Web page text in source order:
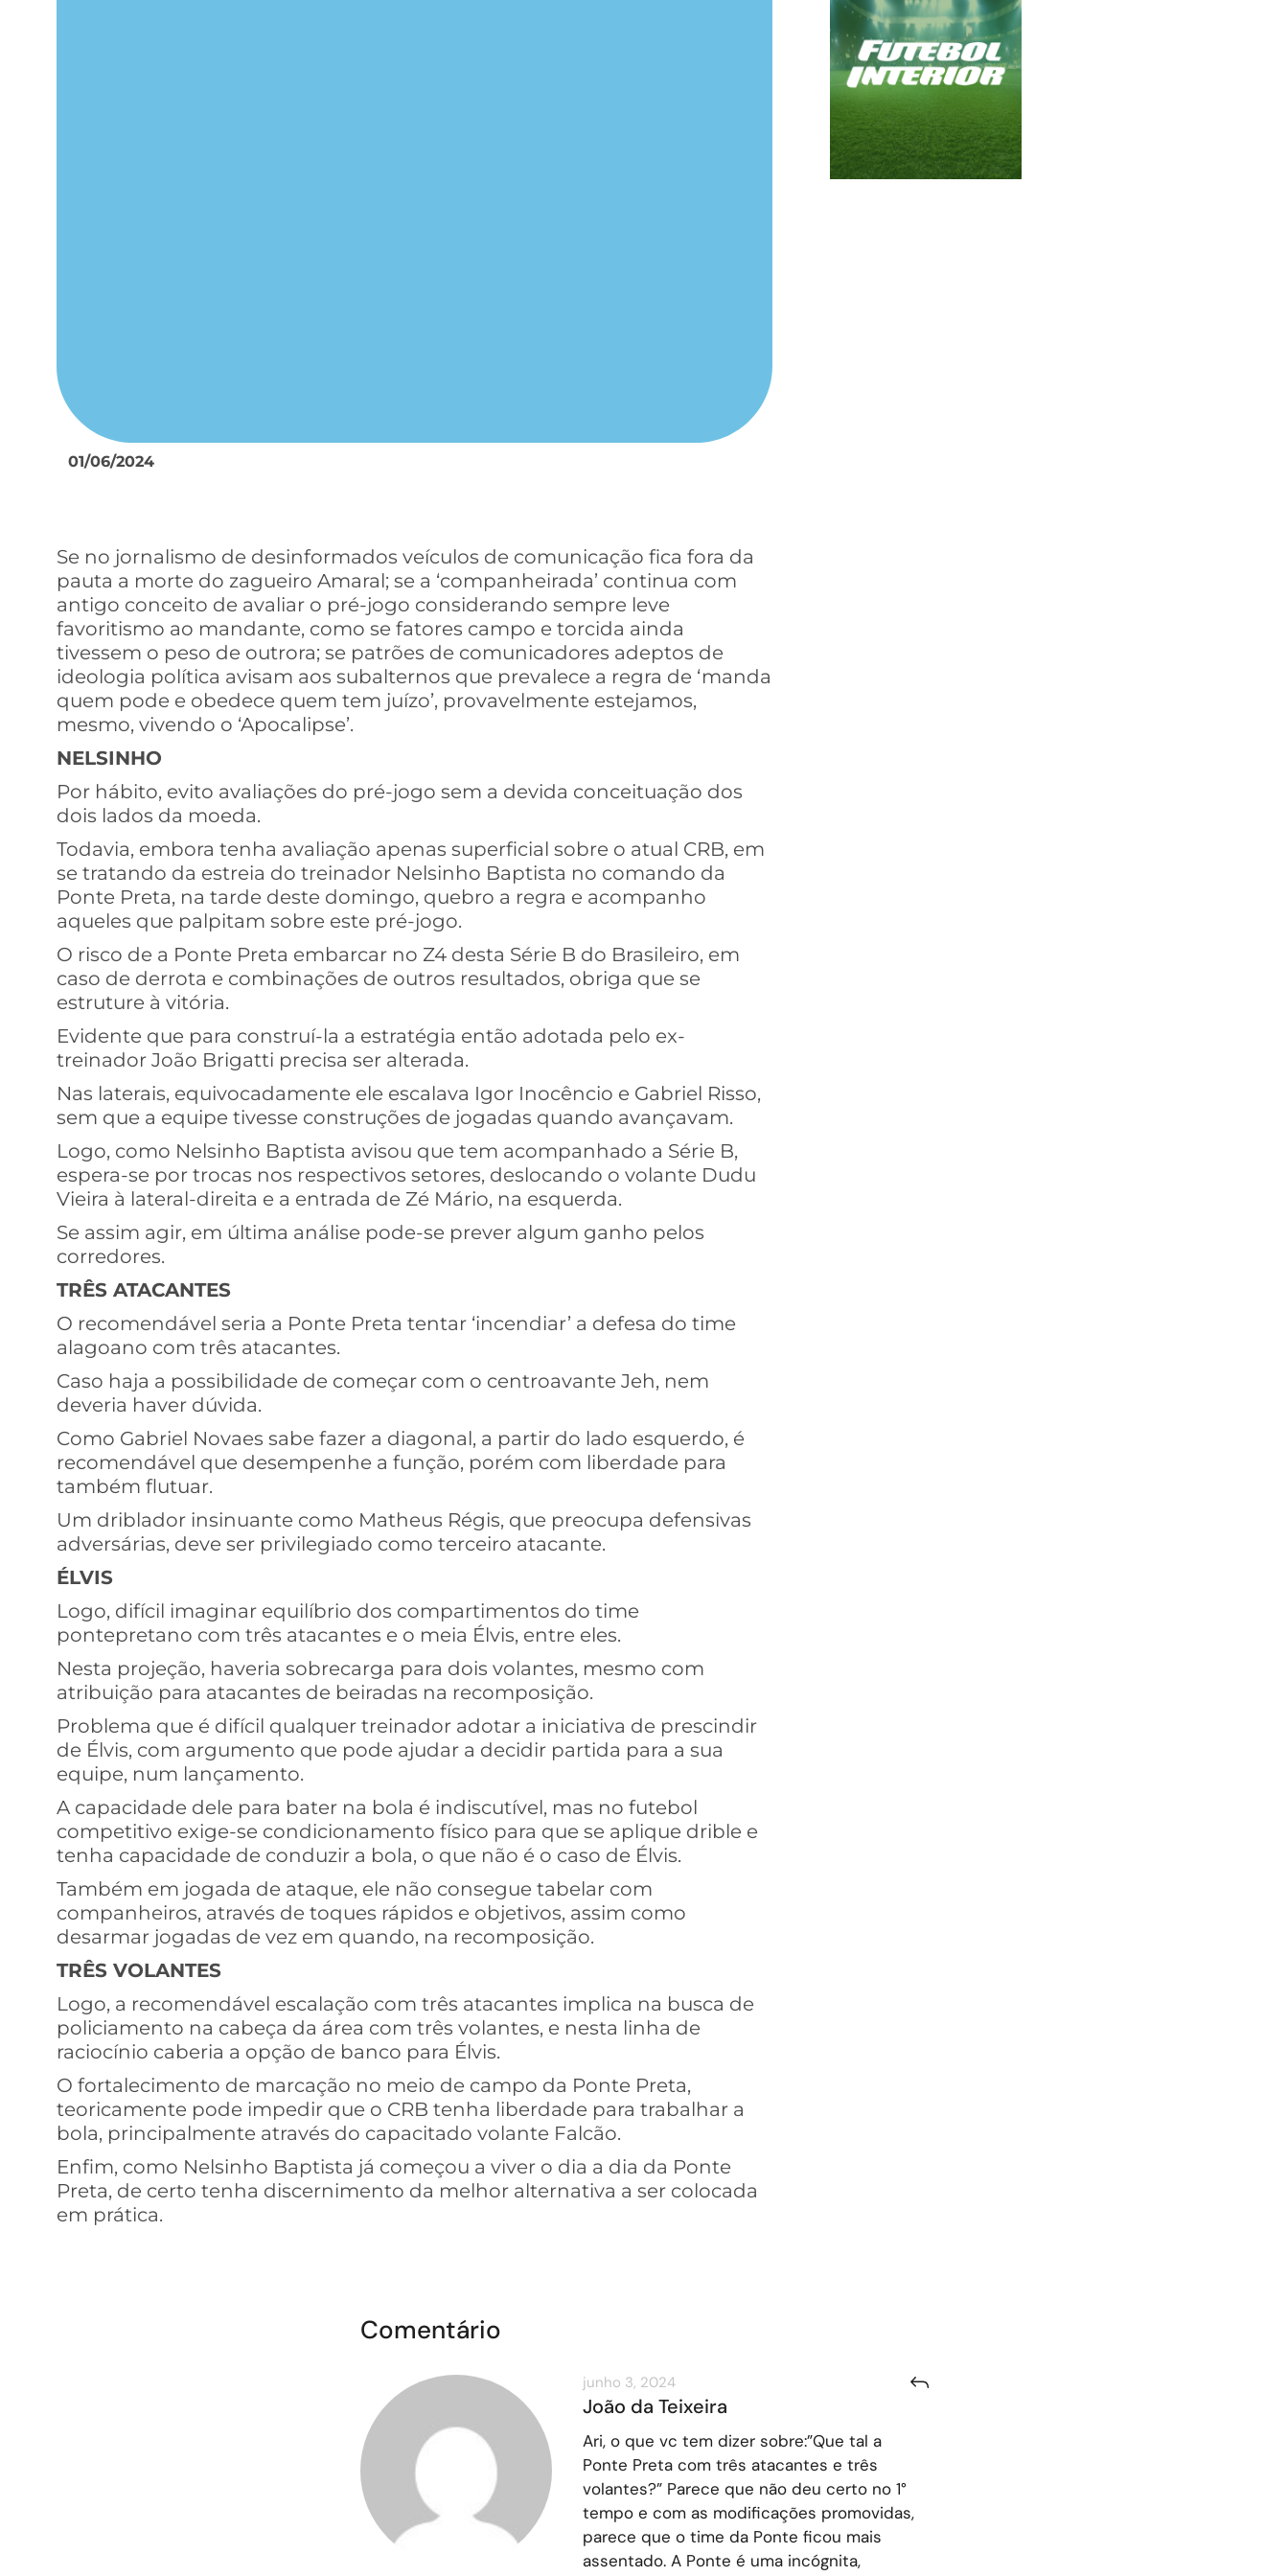
01/06/2024
Se no jornalismo de desinformados veículos de comunicação fica fora da
pauta a morte do zagueiro Amaral; se a ‘companheirada’ continua com
antigo conceito de avaliar o pré-jogo considerando sempre leve
favoritismo ao mandante, como se fatores campo e torcida ainda
tivessem o peso de outrora; se patrões de comunicadores adeptos de
ideologia política avisam aos subalternos que prevalece a regra de ‘manda
quem pode e obedece quem tem juízo’, provavelmente estejamos,
mesmo, vivendo o ‘Apocalipse’.
NELSINHO
Por hábito, evito avaliações do pré-jogo sem a devida conceituação dos
dois lados da moeda.
Todavia, embora tenha avaliação apenas superficial sobre o atual CRB, em
se tratando da estreia do treinador Nelsinho Baptista no comando da
Ponte Preta, na tarde deste domingo, quebro a regra e acompanho
aqueles que palpitam sobre este pré-jogo.
O risco de a Ponte Preta embarcar no Z4 desta Série B do Brasileiro, em
caso de derrota e combinações de outros resultados, obriga que se
estruture à vitória.
Evidente que para construí-la a estratégia então adotada pelo ex-
treinador João Brigatti precisa ser alterada.
Nas laterais, equivocadamente ele escalava Igor Inocêncio e Gabriel Risso,
sem que a equipe tivesse construções de jogadas quando avançavam.
Logo, como Nelsinho Baptista avisou que tem acompanhado a Série B,
espera-se por trocas nos respectivos setores, deslocando o volante Dudu
Vieira à lateral-direita e a entrada de Zé Mário, na esquerda.
Se assim agir, em última análise pode-se prever algum ganho pelos
corredores.
TRÊS ATACANTES
O recomendável seria a Ponte Preta tentar ‘incendiar’ a defesa do time
alagoano com três atacantes.
Caso haja a possibilidade de começar com o centroavante Jeh, nem
deveria haver dúvida.
Como Gabriel Novaes sabe fazer a diagonal, a partir do lado esquerdo, é
recomendável que desempenhe a função, porém com liberdade para
também flutuar.
Um driblador insinuante como Matheus Régis, que preocupa defensivas
adversárias, deve ser privilegiado como terceiro atacante.
ÉLVIS
Logo, difícil imaginar equilíbrio dos compartimentos do time
pontepretano com três atacantes e o meia Élvis, entre eles.
Nesta projeção, haveria sobrecarga para dois volantes, mesmo com
atribuição para atacantes de beiradas na recomposição.
Problema que é difícil qualquer treinador adotar a iniciativa de prescindir
de Élvis, com argumento que pode ajudar a decidir partida para a sua
equipe, num lançamento.
A capacidade dele para bater na bola é indiscutível, mas no futebol
competitivo exige-se condicionamento físico para que se aplique drible e
tenha capacidade de conduzir a bola, o que não é o caso de Élvis.
Também em jogada de ataque, ele não consegue tabelar com
companheiros, através de toques rápidos e objetivos, assim como
desarmar jogadas de vez em quando, na recomposição.
TRÊS VOLANTES
Logo, a recomendável escalação com três atacantes implica na busca de
policiamento na cabeça da área com três volantes, e nesta linha de
raciocínio caberia a opção de banco para Élvis.
O fortalecimento de marcação no meio de campo da Ponte Preta,
teoricamente pode impedir que o CRB tenha liberdade para trabalhar a
bola, principalmente através do capacitado volante Falcão.
Enfim, como Nelsinho Baptista já começou a viver o dia a dia da Ponte
Preta, de certo tenha discernimento da melhor alternativa a ser colocada
em prática.
Comentário
junho 3, 2024
João da Teixeira
Ari, o que vc tem dizer sobre:”Que tal a
Ponte Preta com três atacantes e três
volantes?” Parece que não deu certo no 1°
tempo e com as modificações promovidas,
parece que o time da Ponte ficou mais
assentado. A Ponte é uma incógnita,